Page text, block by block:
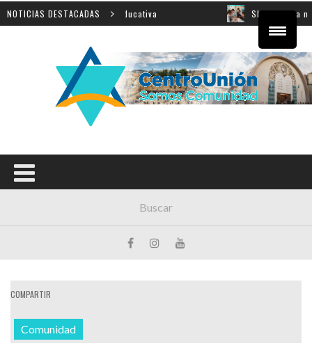
NOTICIAS DESTACADAS
sobre innovación educativa Shahak: una nueva
COMPARTIR
Comunidad